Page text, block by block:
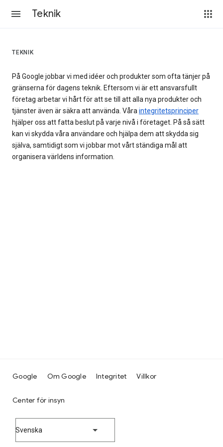
Teknik
TEKNIK
På Google jobbar vi med idéer och produkter som ofta tänjer på
gränserna för dagens teknik. Eftersom vi är ett ansvarsfullt
företag arbetar vi hårt för att se till att alla nya produkter och
tjänster även är säkra att använda. Våraintegritetsprinciper
hjälper oss att fatta beslut på varje nivå i företaget. På så sätt
kan vi skydda våra användare och hjälpa dem att skydda sig
själva, samtidigt som vi jobbar mot vårt ständiga mål att
organisera världens information.
Google Om Google Integritet Villkor
Center för insyn
Svenska